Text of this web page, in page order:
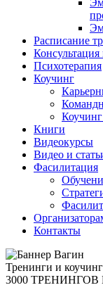
Расписание
Консультация
Психотерапия
Коучинг
Книги
Видеокурсы
Видео и
Фасилитация
Контакты
Тренинги и коучинг
3000